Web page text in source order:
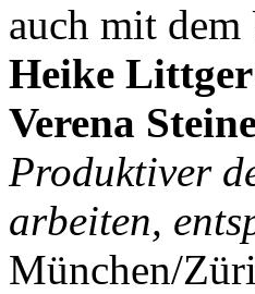
auch mit dem
Heike
Verena
Produktiver
arbeiten,
München/